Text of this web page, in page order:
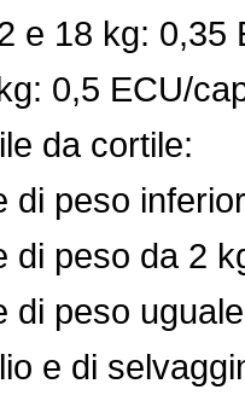
18 kg: 0,35
0,5 ECU/
da cortile:
peso
peso da 2
peso
e di